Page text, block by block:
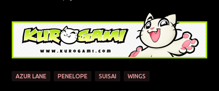
AZUR LANE PENELOPE SUISAI WINGS